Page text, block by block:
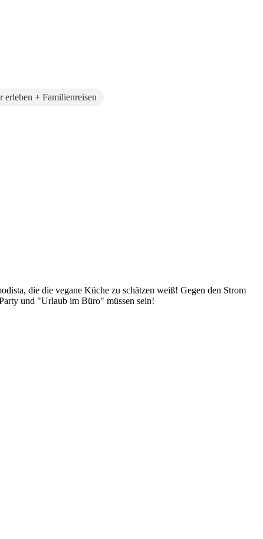
erleben + Familienreisen
die die vegane Küche zu schätzen weiß! Gegen den Strom
und "Urlaub im Büro" müssen sein!